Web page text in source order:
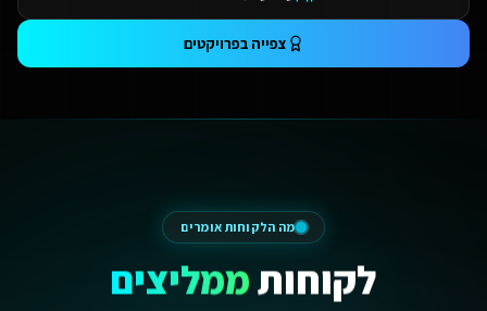
צפייה בפרויקטים
לקוחות ממליצים